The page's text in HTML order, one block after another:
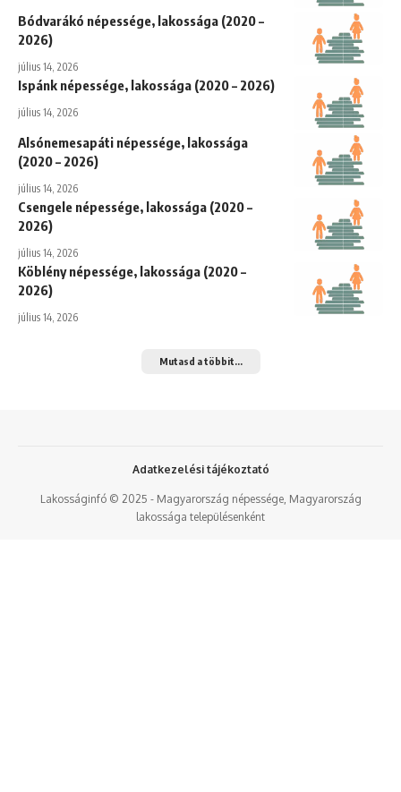
Bódvarákó népessége, lakossága (2020 –
2026)
július 14, 2026
Ispánk népessége, lakossága (2020 – 2026)
július 14, 2026
Alsónemesapáti népessége, lakossága
(2020 – 2026)
július 14, 2026
Csengele népessége, lakossága (2020 –
2026)
július 14, 2026
Köblény népessége, lakossága (2020 –
2026)
július 14, 2026
Mutasd a többit...
Lakosságinfó © 2025 - Magyarország népessége, Magyarország
lakossága településenként
Adatkezelési tájékoztató